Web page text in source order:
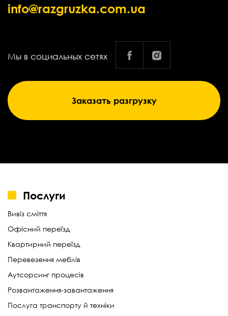
info@razgruzka.com.ua
Мы в социальных сетях
Заказать разгрузку
Послуги
Вивіз сміття
Офісний переїзд
Квартирний переїзд
Перевезення меблів
Аутсорсинг процесів
Розвантаження-завантаження
Послуга транспорту й техніки